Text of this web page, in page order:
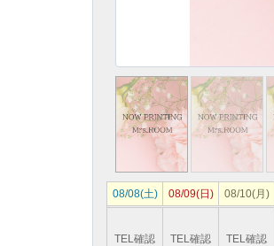
08/08(土) 08/09(日) 08/10(月)
TEL確認 TEL確認 TEL確認